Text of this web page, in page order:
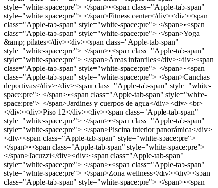
style="white-space:pre"> </span>•<span class="Apple-tab-span"
style="white-space:pre"> </span>Fitness center</div><div><span
class="Apple-tab-span" style="white-space:pre"> </span>•<span
class="Apple-tab-span" style="white-space:pre"> </span>Yoga
&amp; pilates</div><div><span class="Apple-tab-span"
style="white-space:pre"> </span>•<span class="Apple-tab-span"
style="white-space:pre"> </span>Áreas infantiles</div><div><span
class="Apple-tab-span" style="white-space:pre"> </span>•<span
class="Apple-tab-span" style="white-space:pre"> </span>Canchas
deportivas</div><div><span class="Apple-tab-span" style="white-
space:pre"> </span>•<span class="Apple-tab-span" style="white-
space:pre"> </span>Jardines y cuerpos de agua</div><div><br>
</div><div>Piso 12</div><div><span class="Apple-tab-span"
style="white-space:pre"> </span>•<span class="Apple-tab-span"
style="white-space:pre"> </span>Piscina interior panorámica</div>
<div><span class="Apple-tab-span" style="white-space:pre">
</span>•<span class="Apple-tab-span" style="white-space:pre">
</span>Jacuzzi</div><div><span class="Apple-tab-span"
style="white-space:pre"> </span>•<span class="Apple-tab-span"
style="white-space:pre"> </span>Zona wellness</div><div><span
class="Apple-tab-span" style="white-space:pre"> </span>•<span